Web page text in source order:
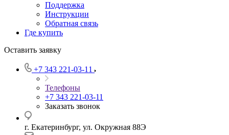
Поддержка
Инструкции
Обратная связь
Где купить
Оставить заявку
+7 343 221-03-11
Телефоны
+7 343 221-03-11
Заказать звонок
г. Екатеринбург, ул. Окружная 88Э